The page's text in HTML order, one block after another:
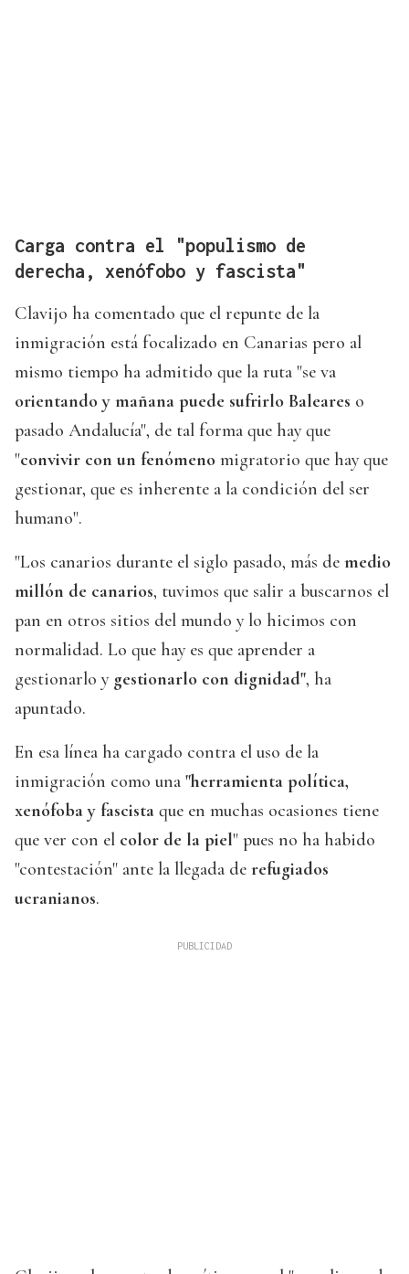
Carga contra el "populismo de
derecha, xenófobo y fascista"
Clavijo ha comentado que el repunte de la
inmigración está focalizado en Canarias pero al
mismo tiempo ha admitido que la ruta "se va
orientando y mañana puede sufrirlo Baleares o
pasado Andalucía", de tal forma que hay que
"convivir con un fenómeno migratorio que hay que
gestionar, que es inherente a la condición del ser
humano".
"Los canarios durante el siglo pasado, más de medio
millón de canarios, tuvimos que salir a buscarnos el
pan en otros sitios del mundo y lo hicimos con
normalidad. Lo que hay es que aprender a
gestionarlo y gestionarlo con dignidad", ha
apuntado.
En esa línea ha cargado contra el uso de la
inmigración como una "herramienta política,
xenófoba y fascista que en muchas ocasiones tiene
que ver con el color de la piel" pues no ha habido
"contestación" ante la llegada de refugiados
ucranianos.